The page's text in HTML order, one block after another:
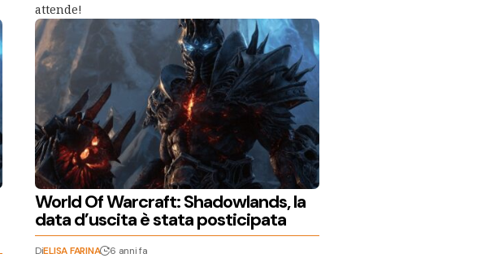
attende!
World Of Warcraft: Shadowlands, la
data d’uscita è stata posticipata
DiELISA FARINA 6 anni fa